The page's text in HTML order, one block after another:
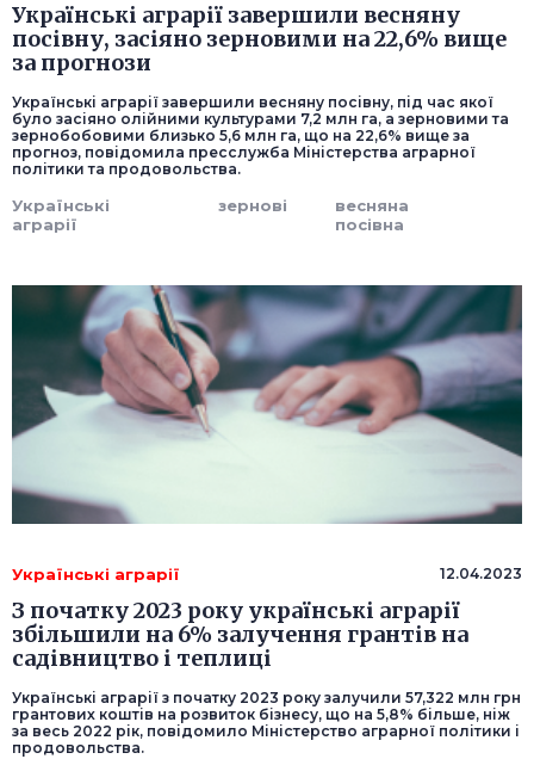
Українські аграрії завершили весняну
посівну, засіяно зерновими на 22,6% вище
за прогнози
Українські аграрії завершили весняну посівну, під час якої
було засіяно олійними культурами 7,2 млн га, а зерновими та
зернобобовими близько 5,6 млн га, що на 22,6% вище за
прогноз, повідомила пресслужба Міністерства аграрної
політики та продовольства.
Українські
аграрії
зернові
весняна
посівна
Українські аграрії 12.04.2023
З початку 2023 року українські аграрії
збільшили на 6% залучення грантів на
садівництво і теплиці
Українські аграрії з початку 2023 року залучили 57,322 млн грн
грантових коштів на розвиток бізнесу, що на 5,8% більше, ніж
за весь 2022 рік, повідомило Міністерство аграрної політики і
продовольства.